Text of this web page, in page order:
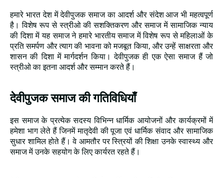
हमारे भारत देश में देवीपुजक समाज का आदर्श और संदेश आज भी महत्वपूर्ण
है। विशेष रूप से स्त्रीओ की सशक्तिकरण और समाज में सामाजिक न्याय
की दिशा में यह समाज ने हमारे भारतीय समाज में विशेष रूप से महिलाओं के
प्रति समर्पण और त्याग की भावना को मजबूत किया, और उन्हें साक्षरता और
शासन की दिशा में मार्गदर्शन किया। देवीपुजक ही एक ऐसा समाज हैं जो
स्त्रीओ का इतना आदर्श और सम्मान करते हैं।
देवीपुजक समाज की गतिविधियाँ
इस समाज के प्रत्येक सदस्य विभिन्न धार्मिक आयोजनों और कार्यक्रमों में
हमेशा भाग लेते हैं जिनमें मातृदेवी की पूजा एवं धार्मिक संवाद और सामाजिक
सुधार शामिल होते हैं। वे आमतौर पर स्त्रियों की शिक्षा उनके स्वास्थ्य और
समाज में उनके सहयोग के लिए कार्यरत रहते हैं।